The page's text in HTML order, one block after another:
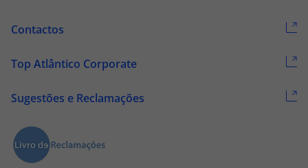
Contactos
Top Atlântico Corporate
Sugestões e Reclamações